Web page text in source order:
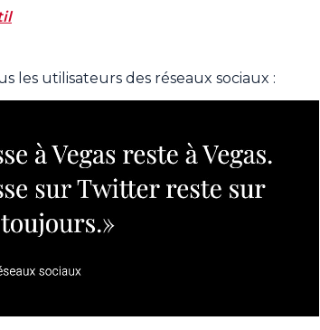
les utilisateurs des réseaux sociaux :